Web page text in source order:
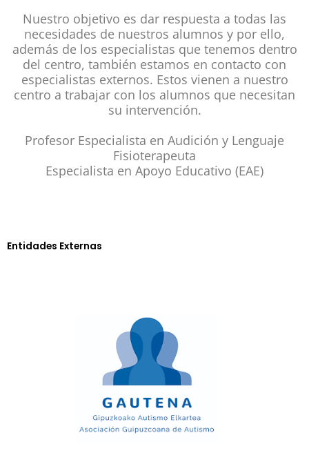
Nuestro objetivo es dar respuesta a todas las
necesidades de nuestros alumnos y por ello,
además de los especialistas que tenemos dentro
del centro, también estamos en contacto con
especialistas externos. Estos vienen a nuestro
centro a trabajar con los alumnos que necesitan
su intervención.
Profesor Especialista en Audición y Lenguaje
Fisioterapeuta
Especialista en Apoyo Educativo (EAE)
Entidades Externas